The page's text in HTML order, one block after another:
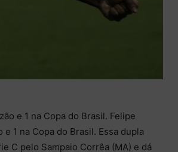
e 1 na Copa do Brasil. Felipe
1 na Copa do Brasil. Essa dupla
C pelo Sampaio Corrêa (MA) e dá